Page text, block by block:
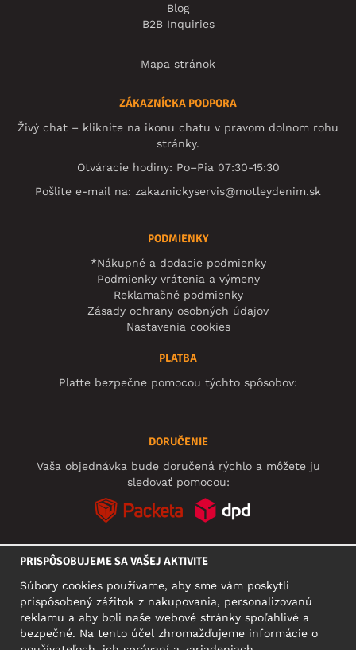
Blog
B2B Inquiries
Mapa stránok
ZÁKAZNÍCKA PODPORA
Živý chat – kliknite na ikonu chatu v pravom dolnom rohu
stránky.
Otváracie hodiny: Po–Pia 07:30-15:30
Pošlite e-mail na: zakaznickyservis@motleydenim.sk
PODMIENKY
*Nákupné a dodacie podmienky
Podmienky vrátenia a výmeny
Reklamačné podmienky
Zásady ochrany osobných údajov
Nastavenia cookies
PLATBA
Plaťte bezpečne pomocou týchto spôsobov:
DORUČENIE
Vaša objednávka bude doručená rýchlo a môžete ju
sledovať pomocou:
SÍDLO
PRISPÔSOBUJEME SA VAŠEJ AKTIVITE
Súbory cookies používame, aby sme vám poskytli
prispôsobený zážitok z nakupovania, personalizovanú
reklamu a aby boli naše webové stránky spoľahlivé a
bezpečné. Na tento účel zhromažďujeme informácie o